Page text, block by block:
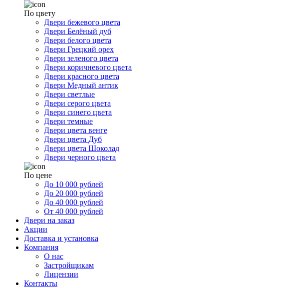
По цвету
Двери бежевого цвета
Двери Белёный дуб
Двери белого цвета
Двери Грецкий орех
Двери зеленого цвета
Двери коричневого цвета
Двери красного цвета
Двери Медный антик
Двери светлые
Двери серого цвета
Двери синего цвета
Двери темные
Двери цвета венге
Двери цвета Дуб
Двери цвета Шоколад
Двери черного цвета
По цене
До 10 000 рублей
До 20 000 рублей
До 40 000 рублей
От 40 000 рублей
Двери на заказ
Акции
Доставка и установка
Компания
О нас
Застройщикам
Лицензии
Контакты